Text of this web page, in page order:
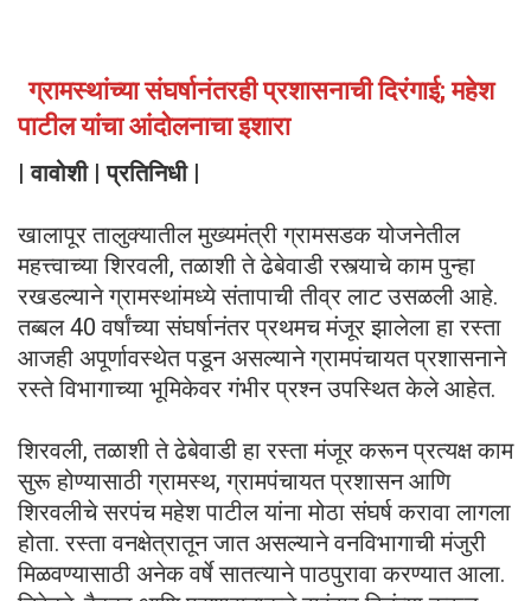
ग्रामस्थांच्या संघर्षानंतरही प्रशासनाची दिरंगाई; महेश
पाटील यांचा आंदोलनाचा इशारा
| वावोशी | प्रतिनिधी |
खालापूर तालुक्यातील मुख्यमंत्री ग्रामसडक योजनेतील
महत्त्वाच्या शिरवली, तळाशी ते ढेबेवाडी रस्त्याचे काम पुन्हा
रखडल्याने ग्रामस्थांमध्ये संतापाची तीव्र लाट उसळली आहे.
तब्बल 40 वर्षांच्या संघर्षानंतर प्रथमच मंजूर झालेला हा रस्ता
आजही अपूर्णावस्थेत पडून असल्याने ग्रामपंचायत प्रशासनाने
रस्ते विभागाच्या भूमिकेवर गंभीर प्रश्न उपस्थित केले आहेत.
शिरवली, तळाशी ते ढेबेवाडी हा रस्ता मंजूर करून प्रत्यक्ष काम
सुरू होण्यासाठी ग्रामस्थ, ग्रामपंचायत प्रशासन आणि
शिरवलीचे सरपंच महेश पाटील यांना मोठा संघर्ष करावा लागला
होता. रस्ता वनक्षेत्रातून जात असल्याने वनविभागाची मंजुरी
मिळवण्यासाठी अनेक वर्षे सातत्याने पाठपुरावा करण्यात आला.